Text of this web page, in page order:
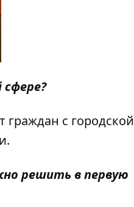
граждан с городской
решить в первую